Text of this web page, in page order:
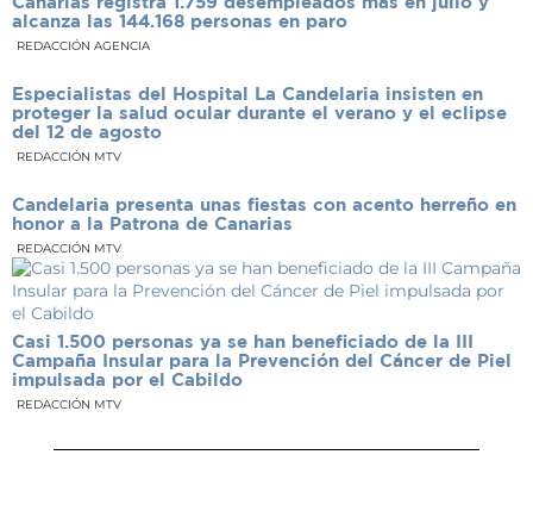
alcanza las 144.168 personas en paro
REDACCIÓN AGENCIA
Especialistas del Hospital La Candelaria insisten en
proteger la salud ocular durante el verano y el eclipse
del 12 de agosto
REDACCIÓN MTV
Candelaria presenta unas fiestas con acento herreño en
honor a la Patrona de Canarias
REDACCIÓN MTV
Casi 1.500 personas ya se han beneficiado de la III
Campaña Insular para la Prevención del Cáncer de Piel
impulsada por el Cabildo
REDACCIÓN MTV